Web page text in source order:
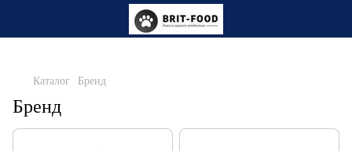
Каталог Бренд
Бренд